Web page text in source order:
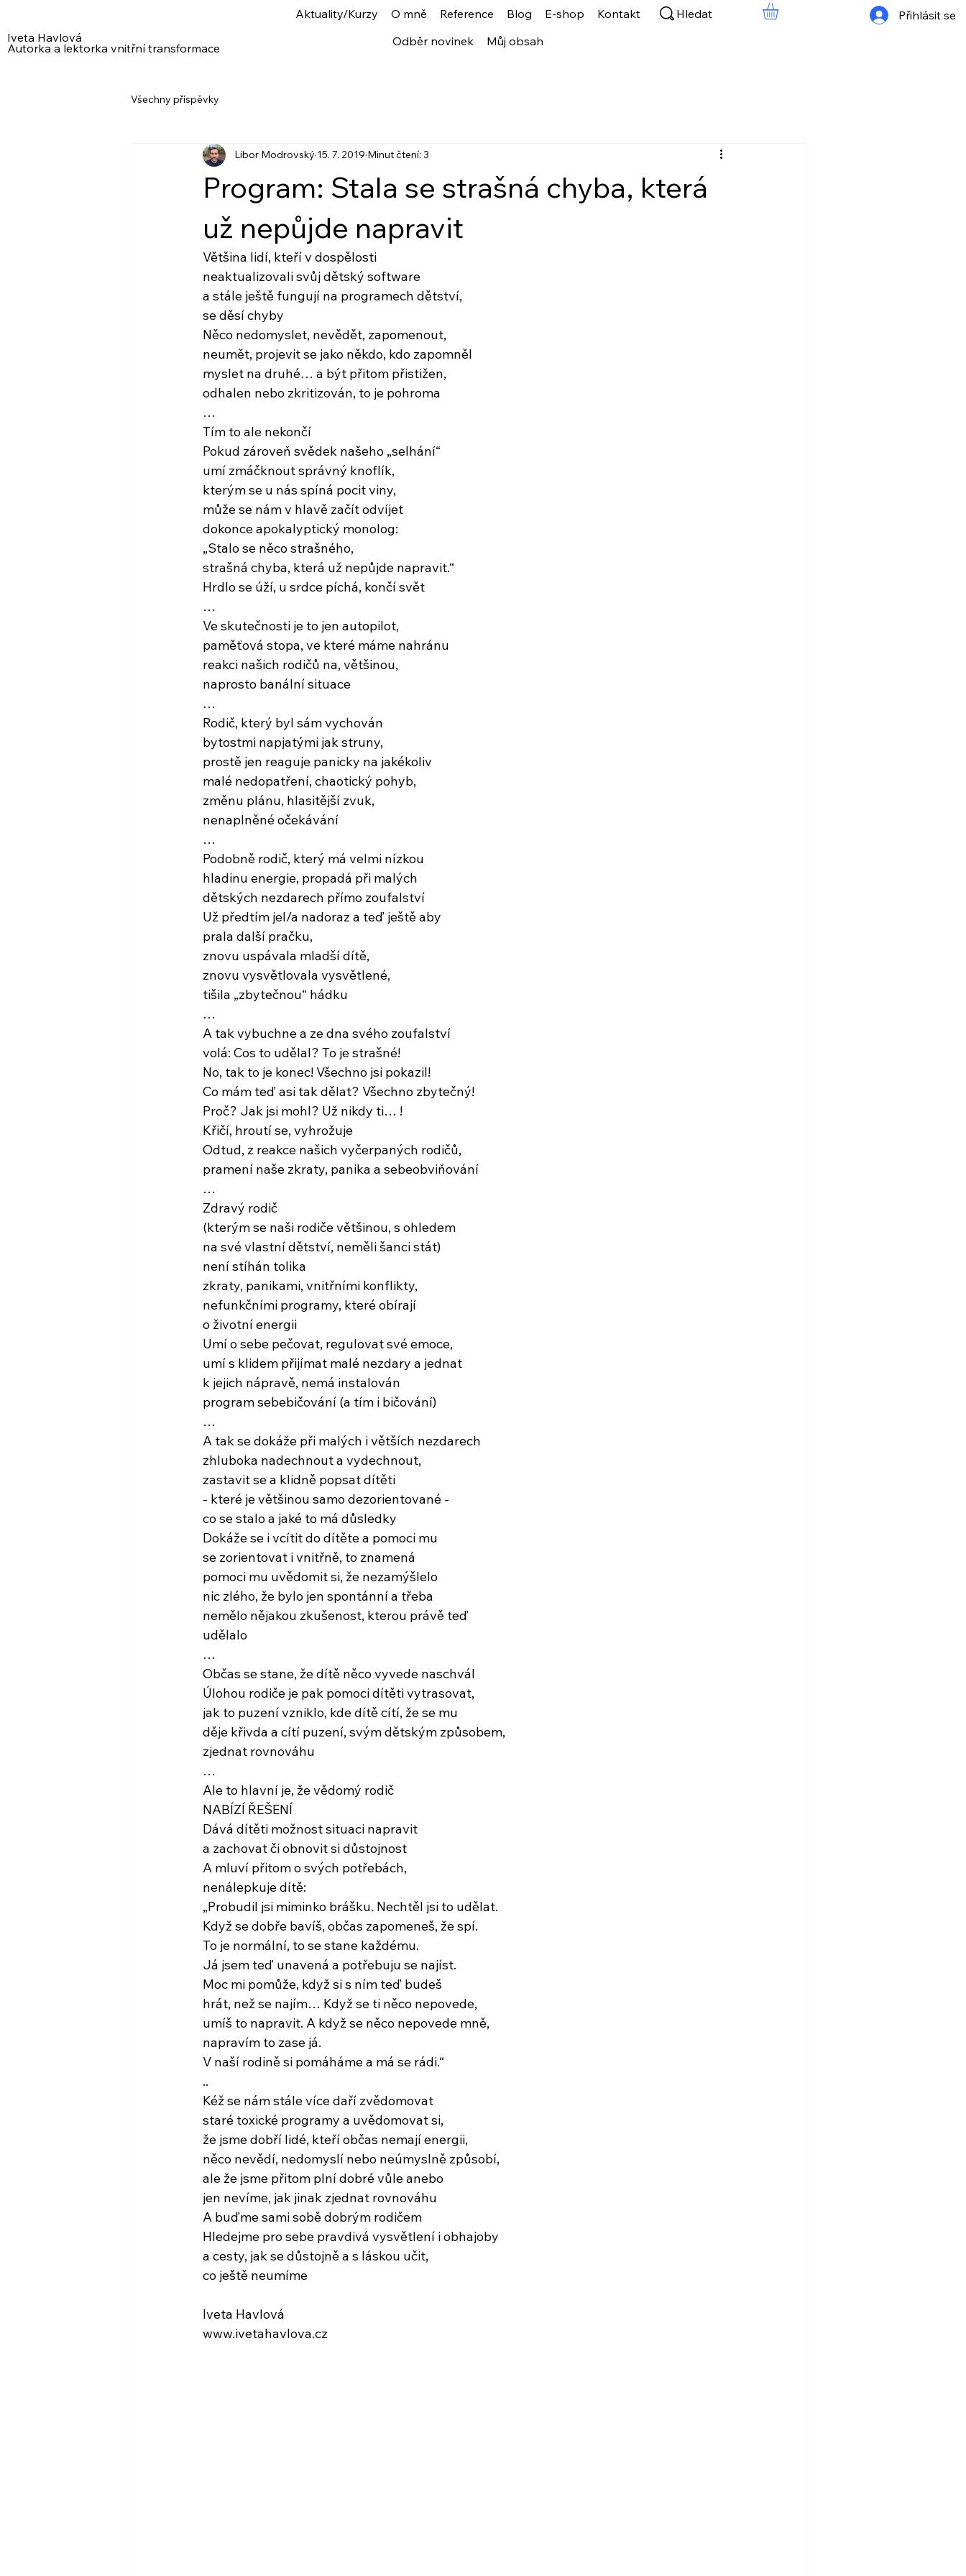
Iveta Havlová
Autorka a lektorka vnitřní transformace
Aktuality/Kurzy O mně Reference Blog E-shop
Kontakt
Odběr novinek
Můj obsah
Přihlásit se
Hledat
Všechny příspěvky
Program: Stala se strašná chyba, která
už nepůjde napravit
Libor Modrovský 15. 7. 2019 Minut čtení: 3
Většina lidí, kteří v dospělosti
neaktualizovali svůj dětský software
a stále ještě fungují na programech dětství,
se děsí chyby
Něco nedomyslet, nevědět, zapomenout,
neumět, projevit se jako někdo, kdo zapomněl
myslet na druhé… a být přitom přistižen,
odhalen nebo zkritizován, to je pohroma
…
Tím to ale nekončí
Pokud zároveň svědek našeho „selhání“
umí zmáčknout správný knoflík,
kterým se u nás spíná pocit viny,
může se nám v hlavě začít odvíjet
dokonce apokalyptický monolog:
„Stalo se něco strašného,
strašná chyba, která už nepůjde napravit.“
Hrdlo se úží, u srdce píchá, končí svět
…
Ve skutečnosti je to jen autopilot,
paměťová stopa, ve které máme nahránu
reakci našich rodičů na, většinou,
naprosto banální situace
…
Rodič, který byl sám vychován
bytostmi napjatými jak struny,
prostě jen reaguje panicky na jakékoliv
malé nedopatření, chaotický pohyb,
změnu plánu, hlasitější zvuk,
nenaplněné očekávání
…
Podobně rodič, který má velmi nízkou
hladinu energie, propadá při malých
dětských nezdarech přímo zoufalství
Už předtím jel/a nadoraz a teď ještě aby
prala další pračku,
znovu uspávala mladší dítě,
znovu vysvětlovala vysvětlené,
tišila „zbytečnou“ hádku
…
A tak vybuchne a ze dna svého zoufalství
volá: Cos to udělal? To je strašné!
No, tak to je konec! Všechno jsi pokazil!
Co mám teď asi tak dělat? Všechno zbytečný!
Proč? Jak jsi mohl? Už nikdy ti… !
Křičí, hroutí se, vyhrožuje
Odtud, z reakce našich vyčerpaných rodičů,
pramení naše zkraty, panika a sebeobviňování
…
Zdravý rodič
(kterým se naši rodiče většinou, s ohledem
na své vlastní dětství, neměli šanci stát)
není stíhán tolika
zkraty, panikami, vnitřními konflikty,
nefunkčními programy, které obírají
o životní energii
Umí o sebe pečovat, regulovat své emoce,
umí s klidem přijímat malé nezdary a jednat
k jejich nápravě, nemá instalován
program sebebičování (a tím i bičování)
…
A tak se dokáže při malých i větších nezdarech
zhluboka nadechnout a vydechnout,
zastavit se a klidně popsat dítěti
- které je většinou samo dezorientované -
co se stalo a jaké to má důsledky
Dokáže se i vcítit do dítěte a pomoci mu
se zorientovat i vnitřně, to znamená
pomoci mu uvědomit si, že nezamýšlelo
nic zlého, že bylo jen spontánní a třeba
nemělo nějakou zkušenost, kterou právě teď
udělalo
…
Občas se stane, že dítě něco vyvede naschvál
Úlohou rodiče je pak pomoci dítěti vytrasovat,
jak to puzení vzniklo, kde dítě cítí, že se mu
děje křivda a cítí puzení, svým dětským způsobem,
zjednat rovnováhu
…
Ale to hlavní je, že vědomý rodič
NABÍZÍ ŘEŠENÍ
Dává dítěti možnost situaci napravit
a zachovat či obnovit si důstojnost
A mluví přitom o svých potřebách,
nenálepkuje dítě:
„Probudil jsi miminko brášku. Nechtěl jsi to udělat.
Když se dobře bavíš, občas zapomeneš, že spí.
To je normální, to se stane každému.
Já jsem teď unavená a potřebuju se najíst.
Moc mi pomůže, když si s ním teď budeš
hrát, než se najím… Když se ti něco nepovede,
umíš to napravit. A když se něco nepovede mně,
napravím to zase já.
V naší rodině si pomáháme a má se rádi.“
..
Kéž se nám stále více daří zvědomovat
staré toxické programy a uvědomovat si,
že jsme dobří lidé, kteří občas nemají energii,
něco nevědí, nedomyslí nebo neúmyslně způsobí,
ale že jsme přitom plní dobré vůle anebo
jen nevíme, jak jinak zjednat rovnováhu
A buďme sami sobě dobrým rodičem
Hledejme pro sebe pravdivá vysvětlení i obhajoby
a cesty, jak se důstojně a s láskou učit,
co ještě neumíme
Iveta Havlová
www.ivetahavlova.cz